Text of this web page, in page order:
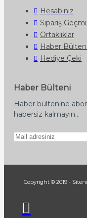
Hesabınız
Sipariş
Ortaklıklar
Haber Bülteni
Hediye Çeki
Haber Bülteni
Haber bültenine
habersiz kalmayın...
Copyright © 2019 -